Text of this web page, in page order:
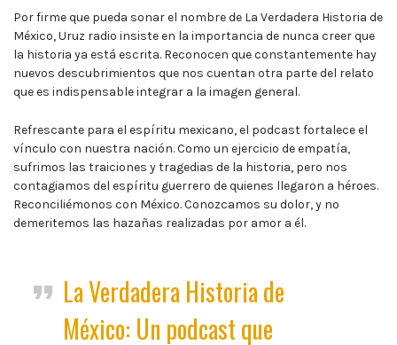
Por firme que pueda sonar el nombre de La Verdadera Historia de
México, Uruz radio insiste en la importancia de nunca creer que
la historia ya está escrita. Reconocen que constantemente hay
nuevos descubrimientos que nos cuentan otra parte del relato
que es indispensable integrar a la imagen general.
Refrescante para el espíritu mexicano, el podcast fortalece el
vínculo con nuestra nación. Como un ejercicio de empatía,
sufrimos las traiciones y tragedias de la historia, pero nos
contagiamos del espíritu guerrero de quienes llegaron a héroes.
Reconciliémonos con México. Conozcamos su dolor, y no
demeritemos las hazañas realizadas por amor a él.
La Verdadera Historia de
México: Un podcast que